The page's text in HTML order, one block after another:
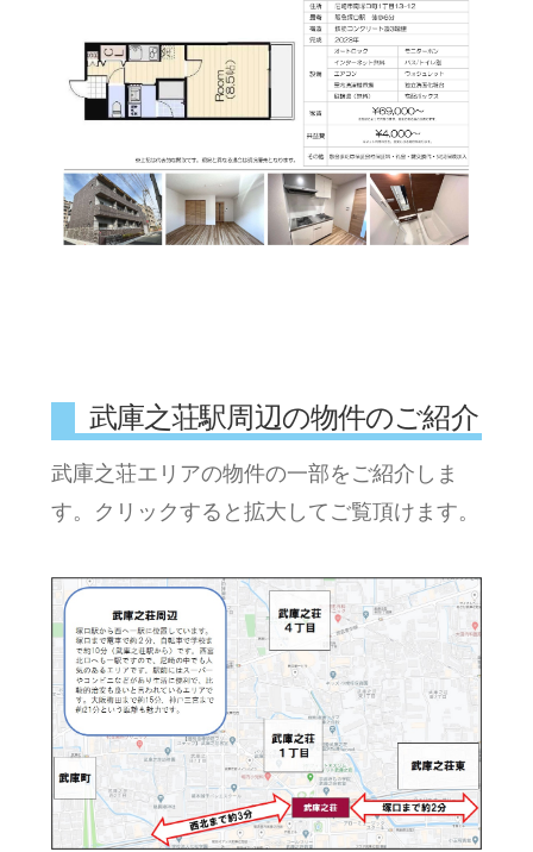
武庫之荘駅周辺の物件のご紹介
武庫之荘エリアの物件の一部をご紹介しま
す。クリックすると拡大してご覧頂けます。